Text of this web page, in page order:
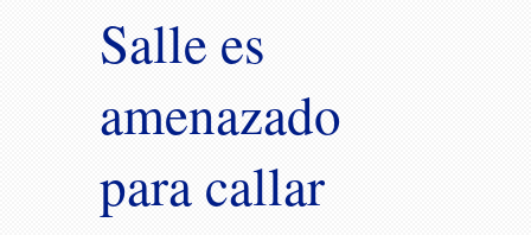
Salle es
amenazado
para callar